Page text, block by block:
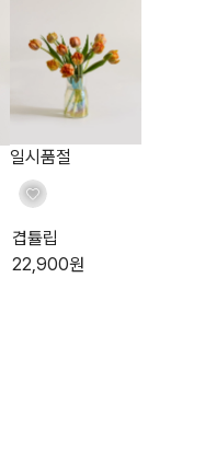
일시품절
겹튤립
22,900원